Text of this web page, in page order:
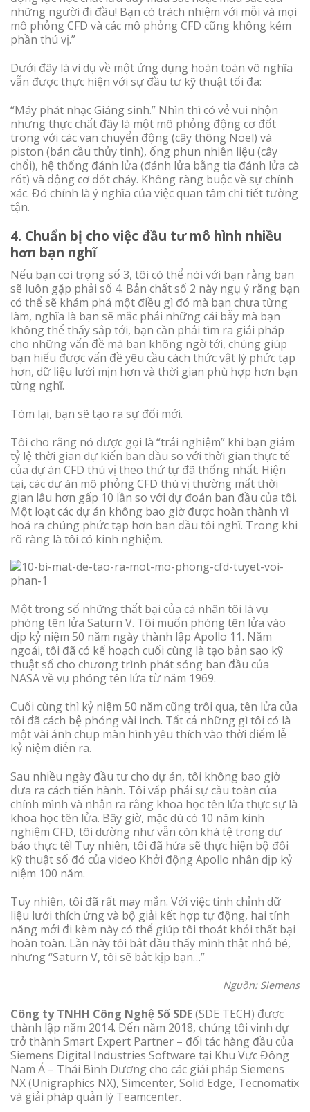
những người đi đầu! Bạn có trách nhiệm với mỗi và mọi
mô phỏng CFD và các mô phỏng CFD cũng không kém
phần thú vị.”
Dưới đây là ví dụ về một ứng dụng hoàn toàn vô nghĩa
vẫn được thực hiện với sự đầu tư kỹ thuật tối đa:
“Máy phát nhạc Giáng sinh.” Nhìn thì có vẻ vui nhộn
nhưng thực chất đây là một mô phỏng động cơ đốt
trong với các van chuyển động (cây thông Noel) và
piston (bán cầu thủy tinh), ống phun nhiên liệu (cây
chổi), hệ thống đánh lửa (đánh lửa bằng tia đánh lửa cà
rốt) và động cơ đốt cháy. Không ràng buộc về sự chính
xác. Đó chính là ý nghĩa của việc quan tâm chi tiết tường
tận.
4. Chuẩn bị cho việc đầu tư mô hình nhiều
hơn bạn nghĩ
Nếu bạn coi trọng số 3, tôi có thể nói với bạn rằng bạn
sẽ luôn gặp phải số 4. Bản chất số 2 này ngụ ý rằng bạn
có thể sẽ khám phá một điều gì đó mà bạn chưa từng
làm, nghĩa là bạn sẽ mắc phải những cái bẫy mà bạn
không thể thấy sắp tới, bạn cần phải tìm ra giải pháp
cho những vấn đề mà bạn không ngờ tới, chúng giúp
bạn hiểu được vấn đề yêu cầu cách thức vật lý phức tạp
hơn, dữ liệu lưới mịn hơn và thời gian phù hợp hơn bạn
từng nghĩ.
Tóm lại, bạn sẽ tạo ra sự đổi mới.
Tôi cho rằng nó được gọi là “trải nghiệm” khi bạn giảm
tỷ lệ thời gian dự kiến ban đầu so với thời gian thực tế
của dự án CFD thú vị theo thứ tự đã thống nhất. Hiện
tại, các dự án mô phỏng CFD thú vị thường mất thời
gian lâu hơn gấp 10 lần so với dự đoán ban đầu của tôi.
Một loạt các dự án không bao giờ được hoàn thành vì
hoá ra chúng phức tạp hơn ban đầu tôi nghĩ. Trong khi
rõ ràng là tôi có kinh nghiệm.
Một trong số những thất bại của cá nhân tôi là vụ
phóng tên lửa Saturn V. Tôi muốn phóng tên lửa vào
dịp kỷ niệm 50 năm ngày thành lập Apollo 11. Năm
ngoái, tôi đã có kế hoạch cuối cùng là tạo bản sao kỹ
thuật số cho chương trình phát sóng ban đầu của
NASA về vụ phóng tên lửa từ năm 1969.
Cuối cùng thì kỷ niệm 50 năm cũng trôi qua, tên lửa của
tôi đã cách bệ phóng vài inch. Tất cả những gì tôi có là
một vài ảnh chụp màn hình yêu thích vào thời điểm lễ
kỷ niệm diễn ra.
Sau nhiều ngày đầu tư cho dự án, tôi không bao giờ
đưa ra cách tiến hành. Tôi vấp phải sự cầu toàn của
chính mình và nhận ra rằng khoa học tên lửa thực sự là
khoa học tên lửa. Bây giờ, mặc dù có 10 năm kinh
nghiệm CFD, tôi dường như vẫn còn khá tệ trong dự
báo thực tế! Tuy nhiên, tôi đã hứa sẽ thực hiện bộ đôi
kỹ thuật số đó của video Khởi động Apollo nhân dịp kỷ
niệm 100 năm.
Tuy nhiên, tôi đã rất may mắn. Với việc tinh chỉnh dữ
liệu lưới thích ứng và bộ giải kết hợp tự động, hai tính
năng mới đi kèm này có thể giúp tôi thoát khỏi thất bại
hoàn toàn. Lần này tôi bắt đầu thấy mình thật nhỏ bé,
nhưng “Saturn V, tôi sẽ bắt kịp bạn…”
Nguồn: Siemens
Công ty TNHH Công Nghệ Số SDE(SDE TECH) được
thành lập năm 2014. Đến năm 2018, chúng tôi vinh dự
trở thành Smart Expert Partner – đối tác hàng đầu của
Siemens Digital Industries Software tại Khu Vực Đông
Nam Á – Thái Bình Dương cho các giải pháp Siemens
NX (Unigraphics NX), Simcenter, Solid Edge, Tecnomatix
và giải pháp quản lý Teamcenter.